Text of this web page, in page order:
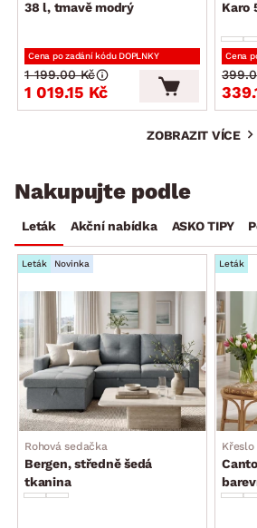
38 l, tmavě modrý
Cena po zadání kódu DOPLNKY
1 019.15 Kč
1 199.00 Kč
Karo
Cena
ZOBRAZIT VÍCE
Nakupujte podle
Leták Akční nabídka ASKO TIPY
Leták Novinka
Rohová sedačka
Bergen, středně šedá
tkanina
Leták
Křeslo